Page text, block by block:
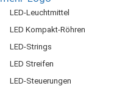
LED-Leuchtmittel
LED Kompakt-Röhren
LED-Strings
LED Streifen
LED-Steuerungen